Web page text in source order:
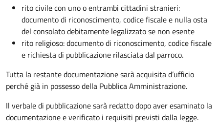
rito civile con uno o entrambi cittadini stranieri:
documento di riconoscimento, codice fiscale e nulla osta
del consolato debitamente legalizzato se non esente
rito religioso: documento di riconoscimento, codice fiscale
e richiesta di pubblicazione rilasciata dal parroco.
Tutta la restante documentazione sarà acquisita d’ufficio
perché già in possesso della Pubblica Amministrazione.
Il verbale di pubblicazione sarà redatto dopo aver esaminato la
documentazione e verificato i requisiti previsti dalla legge.